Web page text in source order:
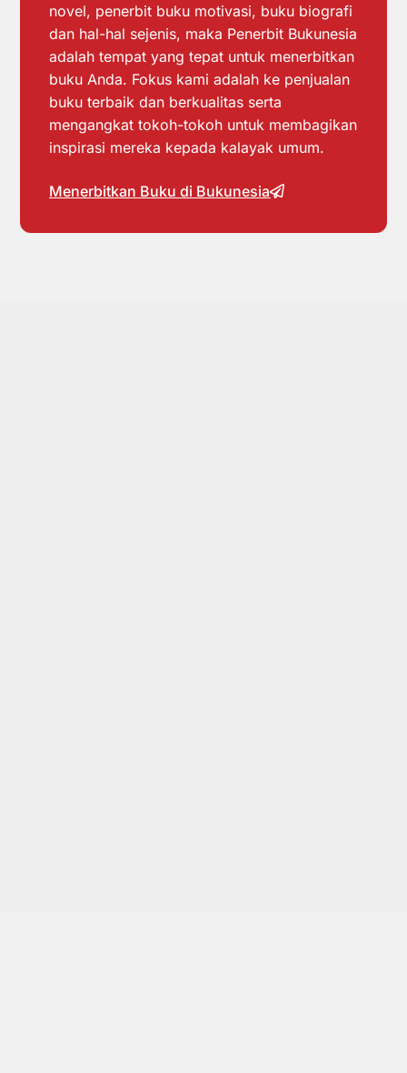
novel, penerbit buku motivasi, buku biografi
dan hal-hal sejenis, maka Penerbit Bukunesia
adalah tempat yang tepat untuk menerbitkan
buku Anda. Fokus kami adalah ke penjualan
buku terbaik dan berkualitas serta
mengangkat tokoh-tokoh untuk membagikan
inspirasi mereka kepada kalayak umum.
Menerbitkan Buku di Bukunesia